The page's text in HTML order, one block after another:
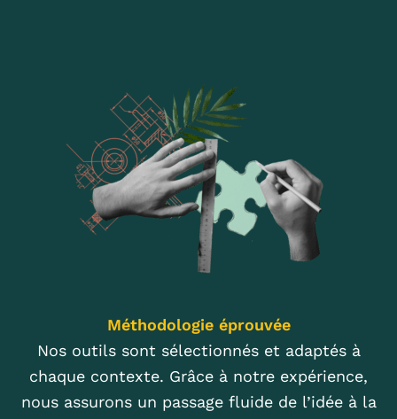
Méthodologie éprouvée
Nos outils sont sélectionnés et adaptés à
chaque contexte. Grâce à notre expérience,
nous assurons un passage fluide de l’idée à la